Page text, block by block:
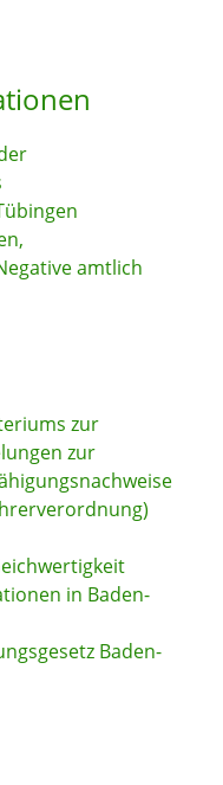
amtlich
zur
zur
in Baden-
Baden-